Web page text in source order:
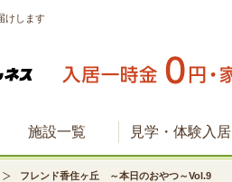
けします
施設一覧 見学・体験入居
フレンド香住ヶ丘 ～本日のおやつ～Vol.9